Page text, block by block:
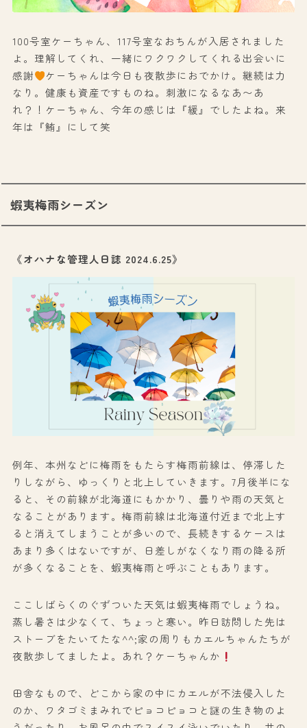
100号室ケーちゃん、117号室なおちんが入居されました
よ。理解してくれ、一緒にワクワクしてくれる出会いに
感謝
ケーちゃんは今日も夜散歩におでかけ。継続は力
なり。健康も資産ですものね。刺激になるなあ〜あ
れ？！ケーちゃん、今年の感じは『緩』でしたよね。来
年は『鮪』にして笑
蝦夷梅雨シーズン
《オハナな管理人日誌 2024.6.25》
例年、本州などに梅雨をもたらす梅雨前線は、停滞した
りしながら、ゆっくりと北上していきます。7月後半にな
ると、その前線が北海道にもかかり、曇りや雨の天気と
なることがあります。梅雨前線は北海道付近まで北上す
ると消えてしまうことが多いので、長続きするケースは
あまり多くはないですが、日差しがなくなり雨の降る所
が多くなることを、蝦夷梅雨と呼ぶこともあります。
ここしばらくのぐずついた天気は蝦夷梅雨でしょうね。
蒸し暑さは少なくて、ちょっと寒い。昨日訪問した先は
ストーブをたいてたな^^;家の周りもカエルちゃんたちが
夜散歩してましたよ。あれ？ケーちゃんか
田舎なもので、どこから家の中にカエルが不法侵入した
のか、ワタゴミまみれでピョコピョコと謎の生き物のよ